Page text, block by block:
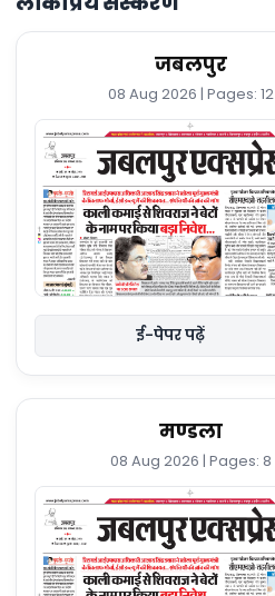
जबलपुर
08 Aug 2026 | Pages: 12
ई-पेपर पढ़ें
मण्डला
08 Aug 2026 | Pages: 8